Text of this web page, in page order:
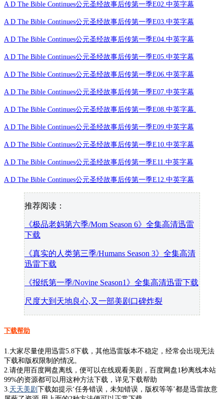
A D The Bible Continues公元圣经故事后传第一季E02.中英字幕
A D The Bible Continues公元圣经故事后传第一季E03.中英字幕
A D The Bible Continues公元圣经故事后传第一季E04.中英字幕
A D The Bible Continues公元圣经故事后传第一季E05.中英字幕
A D The Bible Continues公元圣经故事后传第一季E06.中英字幕
A D The Bible Continues公元圣经故事后传第一季E07.中英字幕
A D The Bible Continues公元圣经故事后传第一季E08.中英字幕.
A D The Bible Continues公元圣经故事后传第一季E09.中英字幕
A D The Bible Continues公元圣经故事后传第一季E10.中英字幕
A D The Bible Continues公元圣经故事后传第一季E11.中英字幕
A D The Bible Continues公元圣经故事后传第一季E12.中英字幕
推荐阅读：
《极品老妈第六季/Mom Season 6》全集高清迅雷
下载
《真实的人类第三季/Humans Season 3》全集高清
迅雷下载
《报纸第一季/Novine Season1》全集高清迅雷下载
尺度大到天地良心,又一部美剧口碑炸裂
下载帮助
1.大家尽量使用迅雷5.8下载，其他迅雷版本不稳定，经常会出现无法
下载和版权限制的情况。
2.请使用百度网盘离线，便可以在线观看美剧，百度网盘1秒离线本站
99%的资源都可以用这种方法下载，详见下载帮助
3.天天美剧 下载如提示‘任务错误，未知错误，版权等等’都是迅雷故意